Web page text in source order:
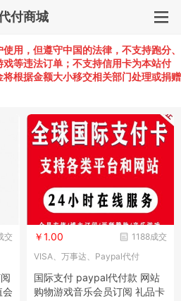
付商城
用，但遵守中国的法律，不支持跑分、
等违法订单；不支持信用卡为本站付
根据金额大小移交相关部门处理或捐赠
交
会
1188成交
￥1.00
VISA、万事达、Paypal代付
国际支付 paypal代付款 网站
购物游戏音乐会员订阅 礼品卡